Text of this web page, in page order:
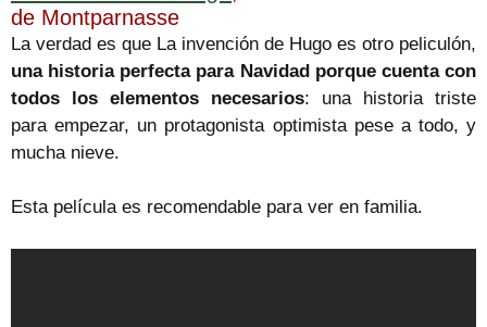
de Montparnasse
La verdad es que La invención de Hugo es otro peliculón,
una historia perfecta para Navidad porque cuenta con
todos los elementos necesarios: una historia triste
para empezar, un protagonista optimista pese a todo, y
mucha nieve.
Esta película es recomendable para ver en familia.